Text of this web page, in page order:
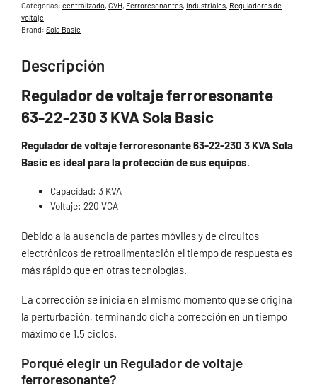
Categorías: centralizado, CVH, Ferroresonantes, industriales, Reguladores de
voltaje
Brand: Sola Basic
Descripción
Regulador de voltaje ferroresonante
63-22-230 3 KVA Sola Basic
Regulador de voltaje ferroresonante 63-22-230 3 KVA Sola
Basic es ideal para la protección de sus equipos.
Capacidad: 3 KVA
Voltaje: 220 VCA
Debido a la ausencia de partes móviles y de circuitos
electrónicos de retroalimentación el tiempo de respuesta es
más rápido que en otras tecnologías.
La corrección se inicia en el mismo momento que se origina
la perturbación, terminando dicha corrección en un tiempo
máximo de 1.5 ciclos.
Porqué elegir un Regulador de voltaje
ferroresonante?